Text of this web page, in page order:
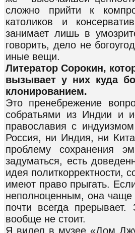
сложно прийти к
католиков и
занимает лишь в
говорить, дело не
иные вещи.
Литератор Сорокин,
вызывает у них куда
клонированием.
Это пренебрежение
собратьями из Индии и
православия с
Россия, ни Индия, ни
проблему сохранения
задуматься, есть
идея политкорректности,
имеют право прыгать.
неполноценным, она чаще
почти всегда
вообще не стоит.
Я видел в музее «Дом